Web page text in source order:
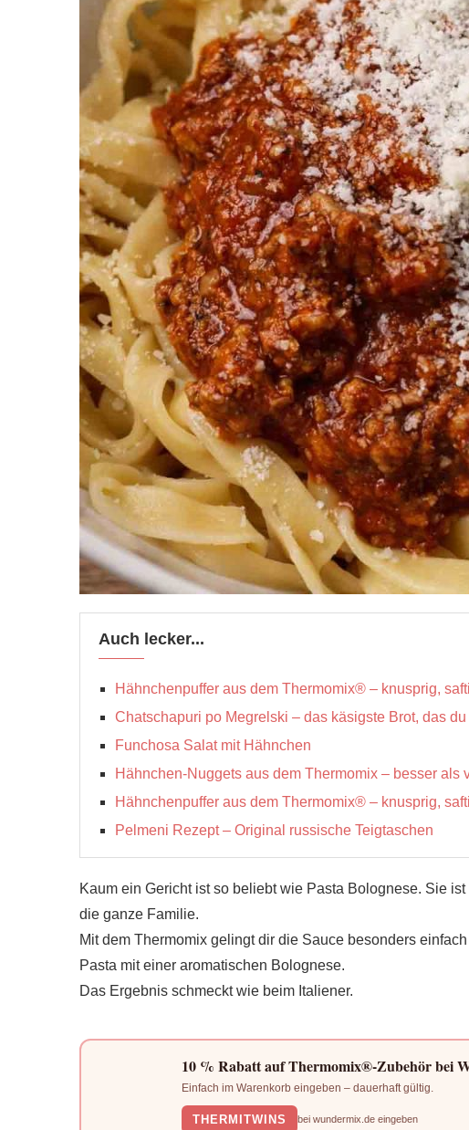
Auch lecker...
Hähnchenpuffer aus dem Thermomix® – knusprig,
Chatschapuri po Megrelski – das käsigste Brot, das
Funchosa Salat mit Hähnchen
Hähnchen-Nuggets aus dem Thermomix – besser als
Hähnchenpuffer aus dem Thermomix® – knusprig,
Pelmeni Rezept – Original russische Teigtaschen
Kaum ein Gericht ist so beliebt wie Pasta Bolognese. Sie
die ganze Familie.
Mit dem Thermomix gelingt dir die Sauce besonders
Pasta mit einer aromatischen Bolognese.
Das Ergebnis schmeckt wie beim Italiener.
10 % Rabatt auf Thermomix®-Zubehör bei
Einfach im Warenkorb eingeben – dauerhaft gültig.
THERMITWINS bei wundermix.de eingeben